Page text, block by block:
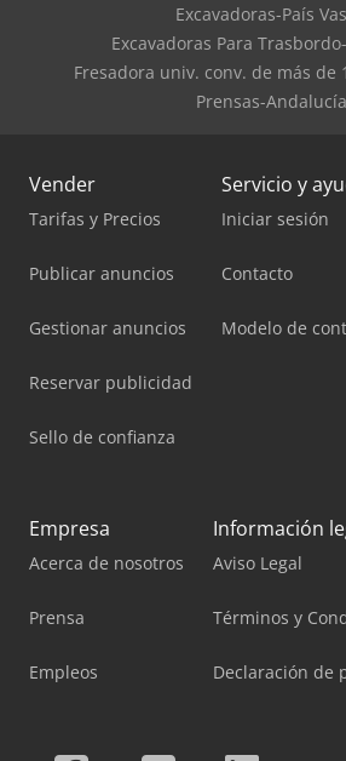
Excavadoras-País
Excavadoras Para
Fresadora univ. conv. de más de
Prensas-Andalucía
Vender
Tarifas y Precios
Publicar anuncios
Gestionar anuncios
Reservar publicidad
Sello de confianza
Servicio y
Iniciar sesión
Contacto
Modelo de
Empresa
Acerca de nosotros
Prensa
Empleos
Información
Aviso Legal
Términos y
Declaración de